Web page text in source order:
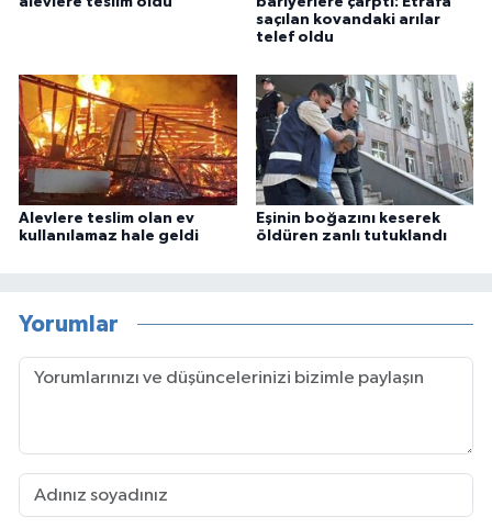
saçılan kovandaki arılar
telef oldu
Alevlere teslim olan ev
kullanılamaz hale geldi
Eşinin boğazını keserek
öldüren zanlı tutuklandı
Yorumlar